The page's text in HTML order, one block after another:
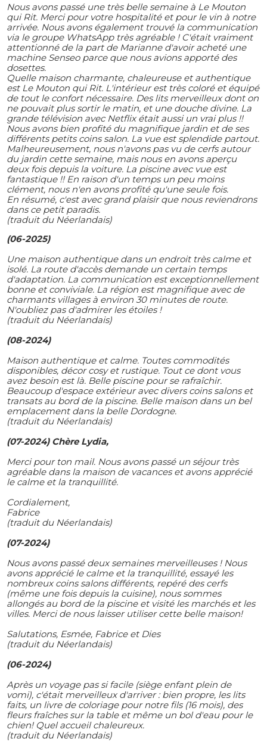
Nous avons passé une très belle semaine à Le Mouton
qui Rit. Merci pour votre hospitalité et pour le vin à notre
arrivée. Nous avons également trouvé la communication
via le groupe WhatsApp très agréable ! C'était vraiment
attentionné de la part de Marianne d'avoir acheté une
machine Senseo parce que nous avions apporté des
dosettes.
Quelle maison charmante, chaleureuse et authentique
est Le Mouton qui Rit. L'intérieur est très coloré et équipé
de tout le confort nécessaire. Des lits merveilleux dont on
ne pouvait plus sortir le matin, et une douche divine. La
grande télévision avec Netflix était aussi un vrai plus !!
Nous avons bien profité du magnifique jardin et de ses
différents petits coins salon. La vue est splendide partout.
Malheureusement, nous n'avons pas vu de cerfs autour
du jardin cette semaine, mais nous en avons aperçu
deux fois depuis la voiture. La piscine avec vue est
fantastique !! En raison d'un temps un peu moins
clément, nous n'en avons profité qu'une seule fois.
En résumé, c'est avec grand plaisir que nous reviendrons
dans ce petit paradis.
(traduit du Néerlandais)
(06-2025)
Une maison authentique dans un endroit très calme et
isolé. La route d'accès demande un certain temps
d'adaptation. La communication est exceptionnellement
bonne et conviviale. La région est magnifique avec de
charmants villages à environ 30 minutes de route.
N'oubliez pas d'admirer les étoiles !
(traduit du Néerlandais)
(08-2024)
Maison authentique et calme. Toutes commodités
disponibles, décor cosy et rustique. Tout ce dont vous
avez besoin est là. Belle piscine pour se rafraîchir.
Beaucoup d'espace extérieur avec divers coins salons et
transats au bord de la piscine. Belle maison dans un bel
emplacement dans la belle Dordogne.
(traduit du Néerlandais)
(07-2024) Chère Lydia,
Merci pour ton mail. Nous avons passé un séjour très
agréable dans la maison de vacances et avons apprécié
le calme et la tranquillité.
Cordialement,
Fabrice
(traduit du Néerlandais)
(07-2024)
Nous avons passé deux semaines merveilleuses ! Nous
avons apprécié le calme et la tranquillité, essayé les
nombreux coins salons différents, repéré des cerfs
(même une fois depuis la cuisine), nous sommes
allongés au bord de la piscine et visité les marchés et les
villes. Merci de nous laisser utiliser cette belle maison!
Salutations, Esmée, Fabrice et Dies
(traduit du Néerlandais)
(06-2024)
Après un voyage pas si facile (siège enfant plein de
vomi), c'était merveilleux d'arriver : bien propre, les lits
faits, un livre de coloriage pour notre fils (16 mois), des
fleurs fraîches sur la table et même un bol d'eau pour le
chien! Quel accueil chaleureux.
(traduit du Néerlandais)